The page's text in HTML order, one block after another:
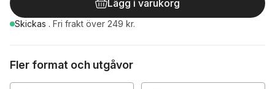
Lägg i varukorg
Skickas . Fri frakt över 249 kr.
Fler format och utgåvor